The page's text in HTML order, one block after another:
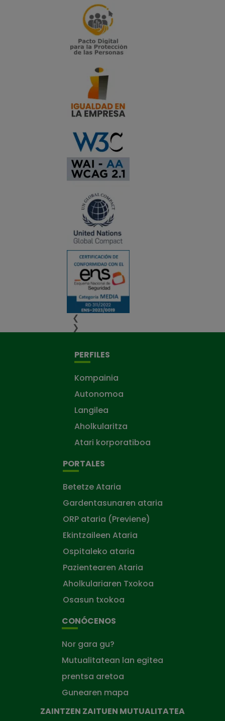
❮
❯
PERFILES
Kompainia
Autonomoa
Langilea
Aholkularitza
Atari korporatiboa
PORTALES
Betetze Ataria
Gardentasunaren ataria
ORP ataria (Previene)
Ekintzaileen Ataria
Ospitaleko ataria
Pazientearen Ataria
Aholkulariaren Txokoa
Osasun txokoa
CONÓCENOS
Nor gara gu?
Mutualitatean lan egitea
prentsa aretoa
Gunearen mapa
ZAINTZEN ZAITUEN MUTUALITATEA